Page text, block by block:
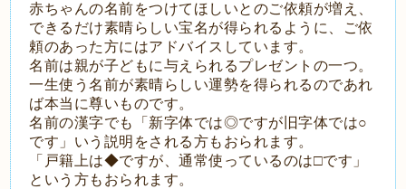
赤ちゃんの名前をつけてほしいとのご依頼が増え、
できるだけ素晴らしい宝名が得られるように、ご依
頼のあった方にはアドバイスしています。
名前は親が子どもに与えられるプレゼントの一つ。
一生使う名前が素晴らしい運勢を得られるのであれ
ば本当に尊いものです。
名前の漢字でも「新字体では◎ですが旧字体では○
です」いう説明をされる方もおられます。
「戸籍上は◆ですが、通常使っているのは□です」
という方もおられます。